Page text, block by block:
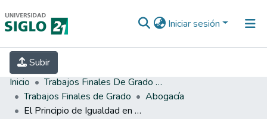
Iniciar sesión
Subir
INICIO EBOOK21
INVESTIGACIÓN
Inicio
Trabajos Finales De Grado Y Posgrado
Trabajos Finales de Grado
Abogacía
El Principio de Igualdad en el ordenamiento argentino y la Ley 23592.